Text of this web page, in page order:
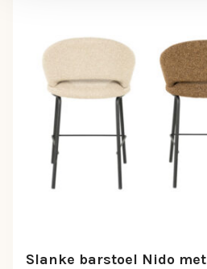
Slanke barstoel Nido met